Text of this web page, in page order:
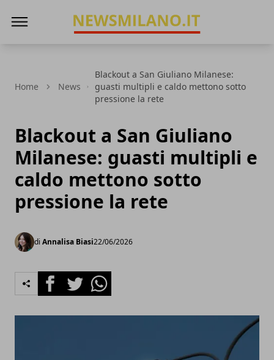
Home News
Blackout a San Giuliano Milanese:
guasti multipli e caldo mettono sotto
pressione la rete
Blackout a San Giuliano
Milanese: guasti multipli e
caldo mettono sotto
pressione la rete
di Annalisa Biasi22/06/2026
FacebookTwitterWhatsapp